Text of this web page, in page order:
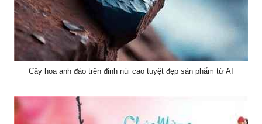
Cây hoa anh đào trên đỉnh núi cao tuyệt đẹp sản phẩm từ AI